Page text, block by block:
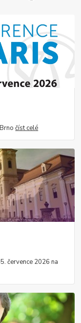
Brnočíst celé
července 2026 na